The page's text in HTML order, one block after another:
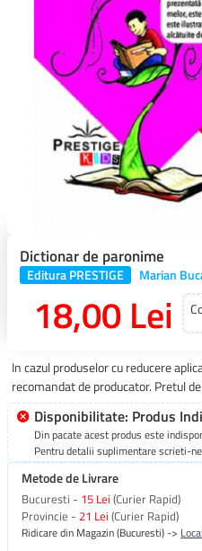
Dictionar de paronime
Editura PRESTIGE Marian
18,00 Lei
Metode de Livrare
Bucuresti - 15 Lei (Curier Rapid)
Provincie - 21 Lei (Curier Rapid)
Ridicare din Magazin (Bucuresti) ->
In cazul produselor cu reducere
recomandat de producator. Pretul
Disponibilitate: Produs
Din pacate acest produs este
Pentru detalii suplimentare scrieti-